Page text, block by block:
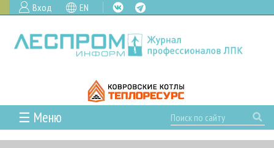
Вход EN
☰ Меню
ГЛАВНАЯ